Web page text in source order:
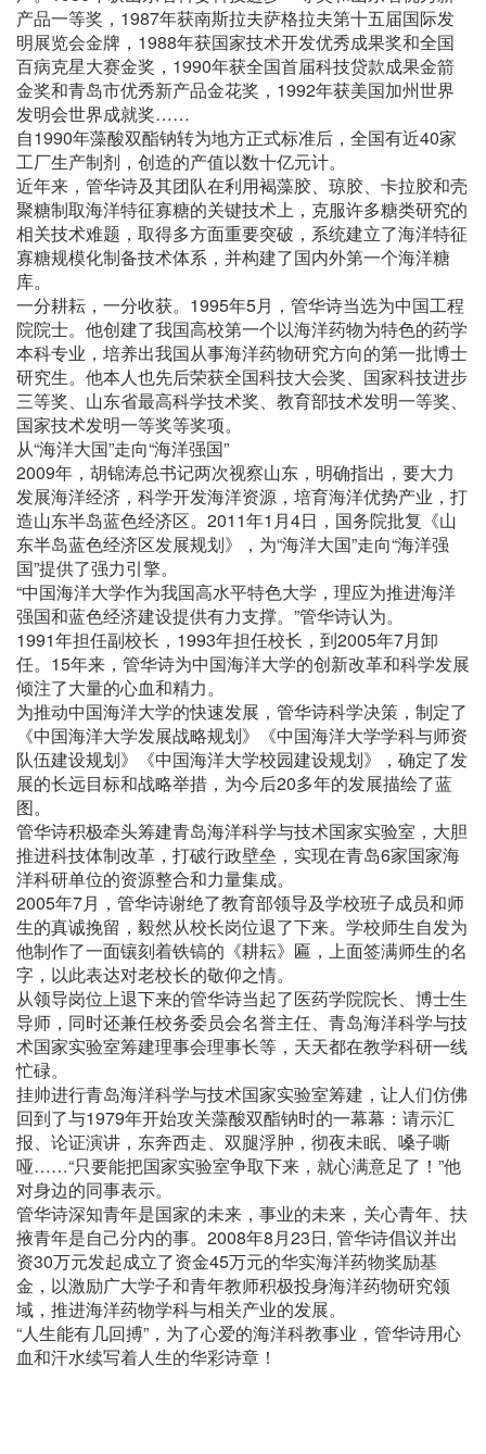
产品一等奖，1987年获南斯拉夫萨格拉夫第十五届国际发
明展览会金牌，1988年获国家技术开发优秀成果奖和全国
百病克星大赛金奖，1990年获全国首届科技贷款成果金箭
金奖和青岛市优秀新产品金花奖，1992年获美国加州世界
发明会世界成就奖……
自1990年藻酸双酯钠转为地方正式标准后，全国有近40家
工厂生产制剂，创造的产值以数十亿元计。
近年来，管华诗及其团队在利用褐藻胶、琼胶、卡拉胶和壳
聚糖制取海洋特征寡糖的关键技术上，克服许多糖类研究的
相关技术难题，取得多方面重要突破，系统建立了海洋特征
寡糖规模化制备技术体系，并构建了国内外第一个海洋糖
库。
一分耕耘，一分收获。1995年5月，管华诗当选为中国工程
院院士。他创建了我国高校第一个以海洋药物为特色的药学
本科专业，培养出我国从事海洋药物研究方向的第一批博士
研究生。他本人也先后荣获全国科技大会奖、国家科技进步
三等奖、山东省最高科学技术奖、教育部技术发明一等奖、
国家技术发明一等奖等奖项。
从“海洋大国”走向“海洋强国”
2009年，胡锦涛总书记两次视察山东，明确指出，要大力
发展海洋经济，科学开发海洋资源，培育海洋优势产业，打
造山东半岛蓝色经济区。2011年1月4日，国务院批复《山
东半岛蓝色经济区发展规划》，为“海洋大国”走向“海洋强
国”提供了强力引擎。
“中国海洋大学作为我国高水平特色大学，理应为推进海洋
强国和蓝色经济建设提供有力支撑。”管华诗认为。
1991年担任副校长，1993年担任校长，到2005年7月卸
任。15年来，管华诗为中国海洋大学的创新改革和科学发展
倾注了大量的心血和精力。
为推动中国海洋大学的快速发展，管华诗科学决策，制定了
《中国海洋大学发展战略规划》《中国海洋大学学科与师资
队伍建设规划》《中国海洋大学校园建设规划》，确定了发
展的长远目标和战略举措，为今后20多年的发展描绘了蓝
图。
管华诗积极牵头筹建青岛海洋科学与技术国家实验室，大胆
推进科技体制改革，打破行政壁垒，实现在青岛6家国家海
洋科研单位的资源整合和力量集成。
2005年7月，管华诗谢绝了教育部领导及学校班子成员和师
生的真诚挽留，毅然从校长岗位退了下来。学校师生自发为
他制作了一面镶刻着铁镐的《耕耘》匾，上面签满师生的名
字，以此表达对老校长的敬仰之情。
从领导岗位上退下来的管华诗当起了医药学院院长、博士生
导师，同时还兼任校务委员会名誉主任、青岛海洋科学与技
术国家实验室筹建理事会理事长等，天天都在教学科研一线
忙碌。
挂帅进行青岛海洋科学与技术国家实验室筹建，让人们仿佛
回到了与1979年开始攻关藻酸双酯钠时的一幕幕：请示汇
报、论证演讲，东奔西走、双腿浮肿，彻夜未眠、嗓子嘶
哑……“只要能把国家实验室争取下来，就心满意足了！”他
对身边的同事表示。
管华诗深知青年是国家的未来，事业的未来，关心青年、扶
掖青年是自己分内的事。2008年8月23日, 管华诗倡议并出
资30万元发起成立了资金45万元的华实海洋药物奖励基
金，以激励广大学子和青年教师积极投身海洋药物研究领
域，推进海洋药物学科与相关产业的发展。
“人生能有几回搏”，为了心爱的海洋科教事业，管华诗用心
血和汗水续写着人生的华彩诗章！